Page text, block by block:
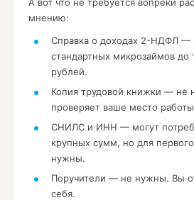
мнению:
Справка о доходах 2-НДФЛ —
стандартных микрозаймов до
рублей.
Копия трудовой книжки —
проверяет ваше место
СНИЛС и ИНН — могут
крупных сумм, но для
нужны.
Поручители — не нужны. Вы
себя.